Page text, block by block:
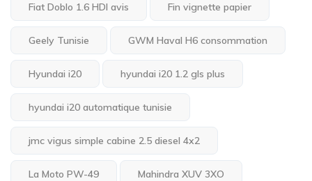
Fiat Doblo 1.6 HDI avis Fin vignette papier
Geely Tunisie GWM Haval H6 consommation
Hyundai i20 hyundai i20 1.2 gls plus
hyundai i20 automatique tunisie
jmc vigus simple cabine 2.5 diesel 4x2
La Moto PW-49 Mahindra XUV 3XO